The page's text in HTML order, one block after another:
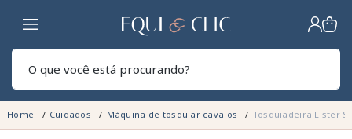
Lar
Home Cuidados Máquina de tosquiar cavalos Tosquiadeira Lister